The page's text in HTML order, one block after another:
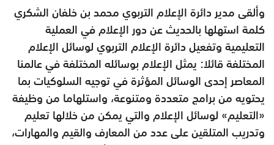
وألقى مدير دائرة الإعلام التربوي محمد بن خلفان الشكري
كلمة استهلها بالحديث عن دور الإعلام في العملية
التعليمية وتفعيل دائرة الإعلام التربوي لوسائل الإعلام
المختلفة قائلا: يمثل الإعلام بوسائله المختلفة في عالمنا
المعاصر إحدى الوسائل المؤثرة في توجيه السلوكيات بما
يحتويه من برامج متعددة ومتنوعة، واستلهاما من وظيفة
«التعليم» لوسائل الإعلام والتي يمكن من خلالها تعليم
وتدريب المتلقين على عدد من المعارف والقيم والمهارات،